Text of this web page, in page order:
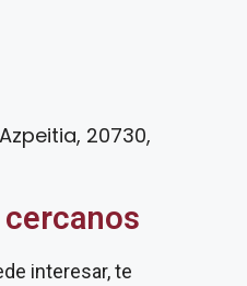
20730,
interesar, te